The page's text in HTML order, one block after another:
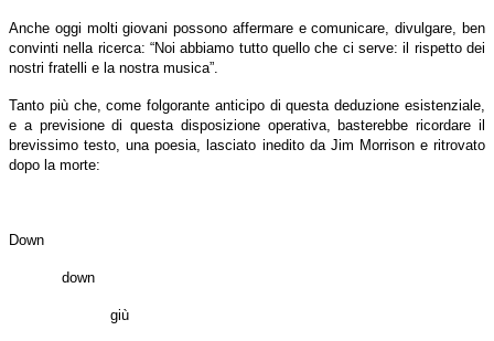
Anche oggi molti giovani possono affermare e comunicare, divulgare, ben
convinti nella ricerca: “Noi abbiamo tutto quello che ci serve: il rispetto dei
nostri fratelli e la nostra musica”.
Tanto più che, come folgorante anticipo di questa deduzione esistenziale,
e a previsione di questa disposizione operativa, basterebbe ricordare il
brevissimo testo, una poesia, lasciato inedito da Jim Morrison e ritrovato
dopo la morte:
Down
down
giù